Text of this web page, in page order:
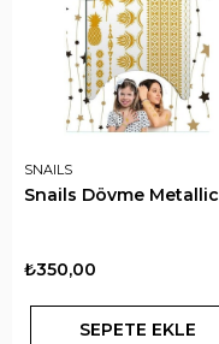
SNAILS
Snails Dövme Metallic
₺350,00
SEPETE EKLE